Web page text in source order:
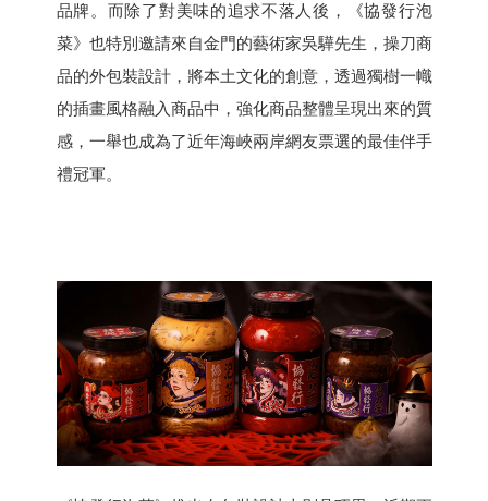
品牌。而除了對美味的追求不落人後，《協發行泡
菜》也特別邀請來自金門的藝術家吳驊先生，操刀商
品的外包裝設計，將本土文化的創意，透過獨樹一幟
的插畫風格融入商品中，強化商品整體呈現出來的質
感，一舉也成為了近年海峽兩岸網友票選的最佳伴手
禮冠軍。